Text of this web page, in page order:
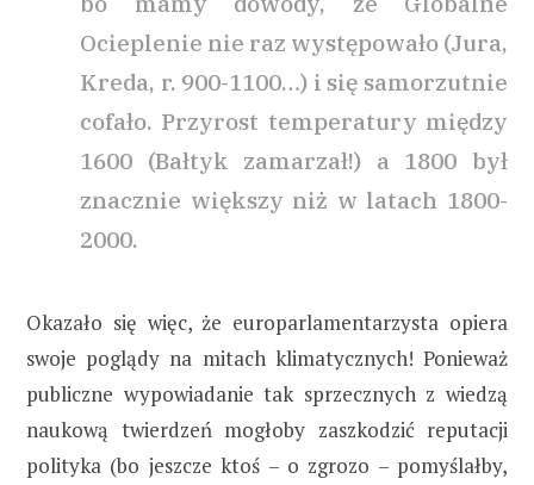
Ocieplenie nie raz występowało (Jura,
Kreda, r. 900-1100…) i się samorzutnie
cofało. Przyrost temperatury między
1600 (Bałtyk zamarzał!) a 1800 był
znacznie większy niż w latach 1800-
2000.
Okazało się więc, że europarlamentarzysta opiera
swoje poglądy na mitach klimatycznych! Ponieważ
publiczne wypowiadanie tak sprzecznych z wiedzą
naukową twierdzeń mogłoby zaszkodzić reputacji
polityka (bo jeszcze ktoś – o zgrozo – pomyślałby,